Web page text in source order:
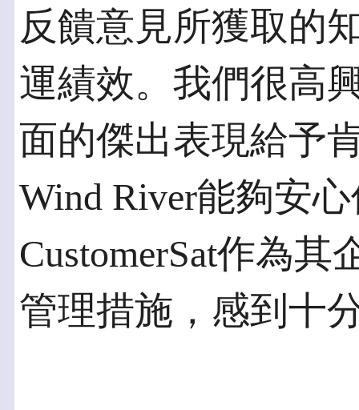
反饋意見所獲取的
運績效。我們很高
面的傑出表現給予
Wind River能夠安
CustomerSat作為
管理措施，感到十